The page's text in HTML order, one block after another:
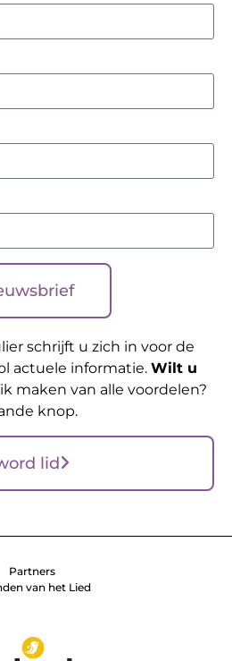
schrijft u zich in voor de
actuele informatie. Wilt u
maken van alle voordelen?
knop.
lid
Partners
van het Lied